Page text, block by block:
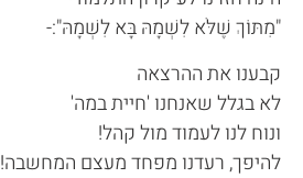
"מִתּוֹךְ שֶׁלֹּא לִשְׁמָהּ בָּא לִשְׁמָהּ":-
קבענו את ההרצאה
לא בגלל שאנחנו 'חיית במה'
ונוח לנו לעמוד מול קהל!
להיפך, רעדנו מפחד מעצם המחשבה!